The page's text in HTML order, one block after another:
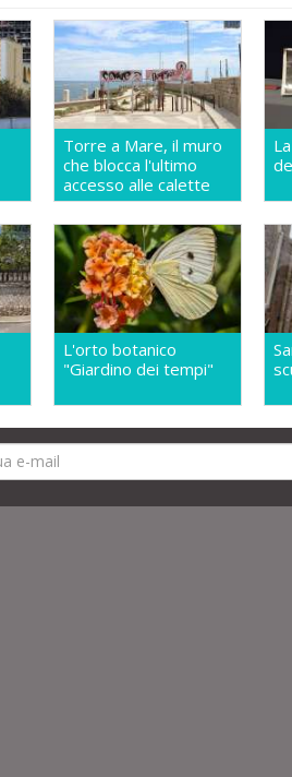
Torre a Mare, il muro
che blocca l'ultimo
accesso alle calette
L'orto botanico
"Giardino dei tempi"